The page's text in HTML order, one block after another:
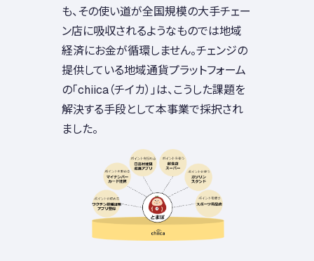
も、その使い道が全国規模の大手チェー
ン店に吸収されるようなものでは地域
経済にお金が循環しません。チェンジの
提供している地域通貨プラットフォーム
の「chiica（チイカ）」は、こうした課題を
解決する手段として本事業で採択され
ました。